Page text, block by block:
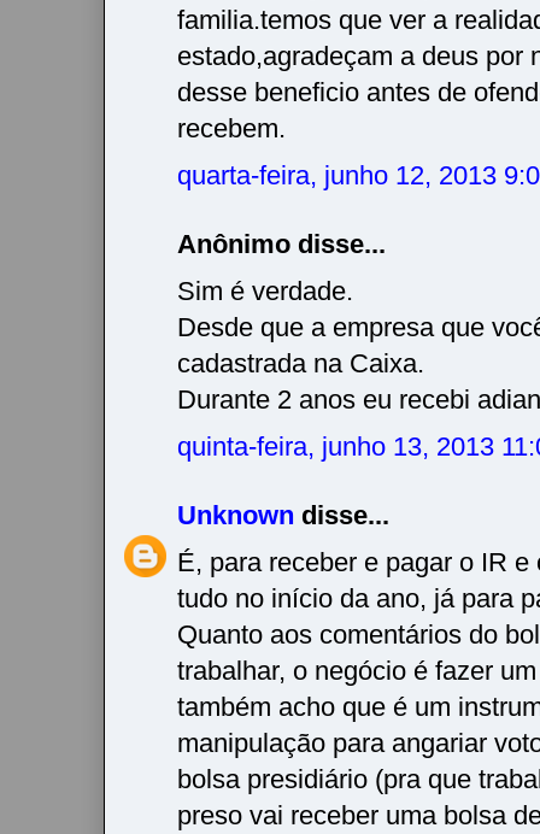
familia.temos que ver a
estado,agradeçam a deus por
desse beneficio antes de
recebem.
quarta-feira, junho 12, 2013
Anônimo disse...
Sim é verdade.
Desde que a empresa que
cadastrada na Caixa.
Durante 2 anos eu recebi
quinta-feira, junho 13, 2013
Unknown disse...
É, para receber e pagar o IR
tudo no início da ano, já para
Quanto aos comentários do
trabalhar, o negócio é fazer
também acho que é um
manipulação para angariar
bolsa presidiário (pra que
preso vai receber uma bolsa